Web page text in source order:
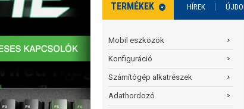
TERMÉKEK HÍREK
Mobil eszközök
Konfiguráció
Számítógép alkatrészek
Adathordozó